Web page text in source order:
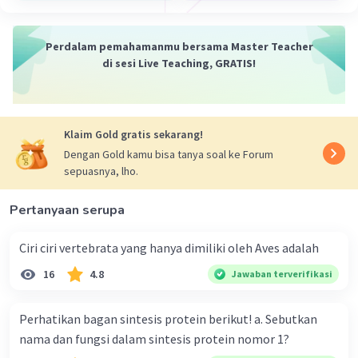
terjadinya perubahan bentuk enzim, bentuk dan
muatan substrat.
reversible
Perubahan pH yang signifikan ~~>
denaturasi
Denaturasi menyebabkan tidak
terbentuknya kompleks enzim substrat dan
Beri Rating Balas
Dela A Community Level 92
21 Desember 2023 02:08
Perdalam pemahamanmu bersama Master Teacher
di sesi Live Teaching, GRATIS!
Klaim Gold gratis sekarang!
Dengan Gold kamu bisa tanya soal ke Forum
sepuasnya, lho.
Pertanyaan serupa
Ciri ciri vertebrata yang hanya dimiliki oleh Aves adalah
16 4.8 Jawaban terverifikasi
Perhatikan bagan sintesis protein berikut! a. Sebutkan
nama dan fungsi dalam sintesis protein nomor 1?